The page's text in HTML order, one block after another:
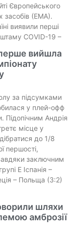
Європейського
засобів (ЕМА).
виявили перші
штаму COVID-19 –
вийшла
за підсумками
у плей-офф
Підопічним Андрія
місце у
до 1/8
першості,
заключним
Е Іспанія –
– Польща (3:2)
шляхи
амброзії